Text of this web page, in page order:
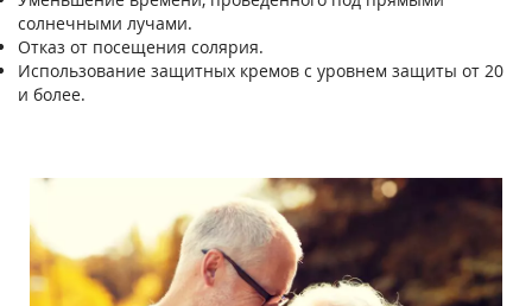
солнечными лучами.
Отказ от посещения солярия.
Использование защитных кремов с уровнем защиты от 20
и более.